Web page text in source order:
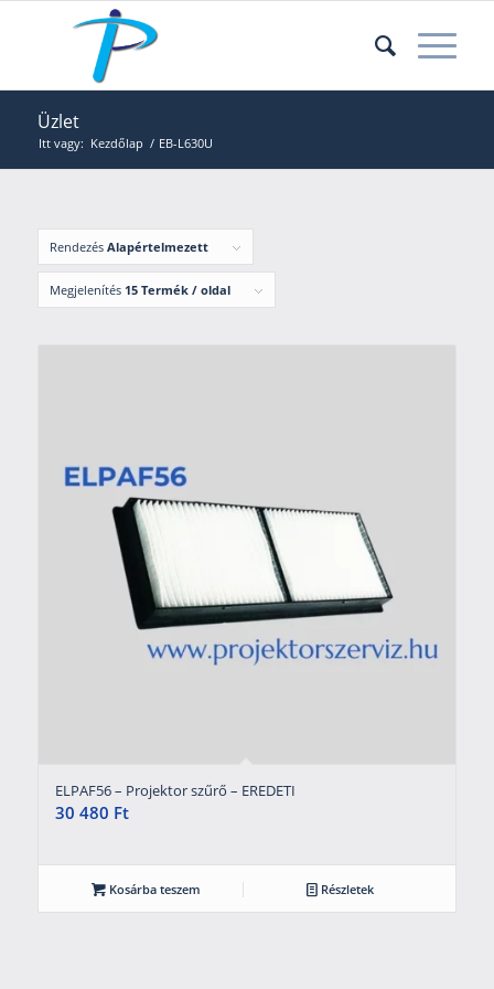
Üzlet
Itt vagy: Kezdőlap / EB-L630U
Rendezés Alapértelmezett
Megjelenítés 15 Termék / oldal
ELPAF56 – Projektor szűrő – EREDETI
30 480 Ft
Kosárba teszem Részletek